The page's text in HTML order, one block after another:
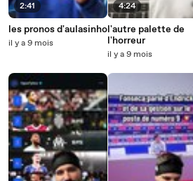
2:41
les pronos d'aulasinho
il y a 9 mois
4:24
l'autre palette de
l'horreur
il y a 9 mois